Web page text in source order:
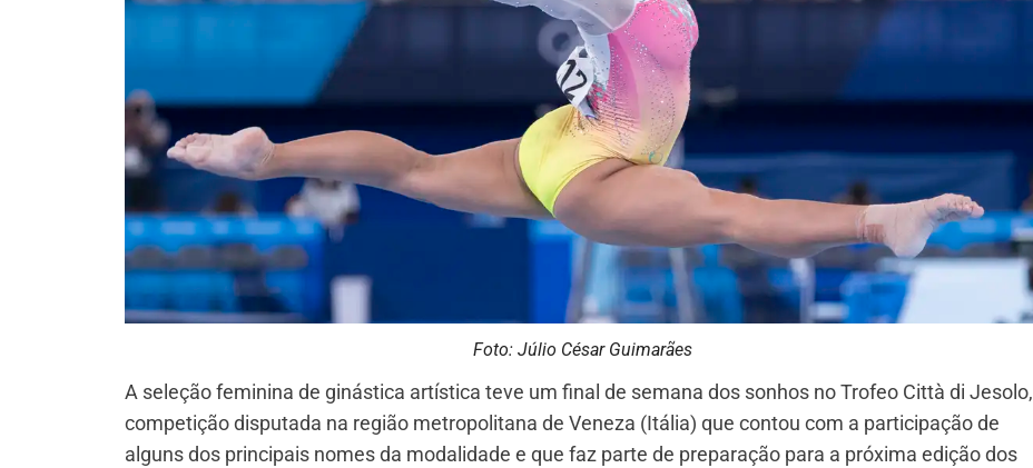
Foto: Júlio César Guimarães
A seleção feminina de ginástica artística teve um final de semana dos sonhos no Trofeo Città di Jesolo,
competição disputada na região metropolitana de Veneza (Itália) que contou com a participação de
alguns dos principais nomes da modalidade e que faz parte de preparação para a próxima edição dos